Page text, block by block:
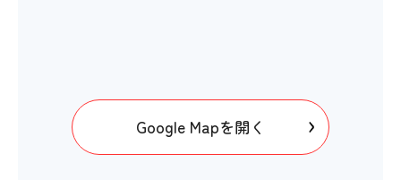
Google Mapを開く